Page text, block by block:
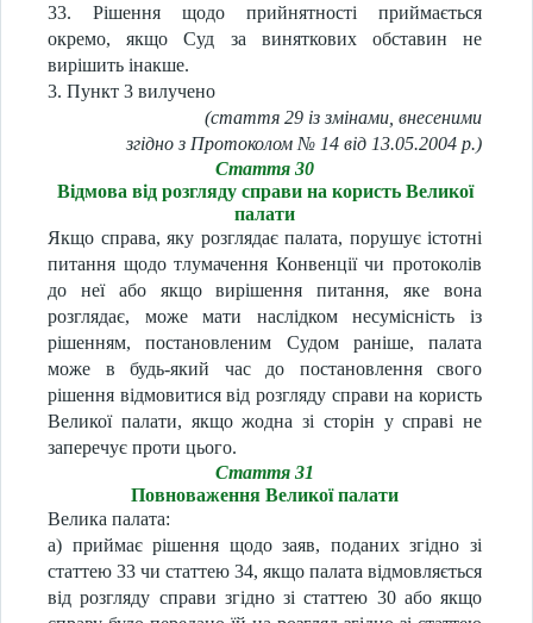
33. Рішення щодо прийнятності приймається
окремо, якщо Суд за виняткових обставин не
вирішить інакше.
3. Пункт 3 вилучено
(стаття 29 із змінами, внесеними
згідно з Протоколом № 14 від 13.05.2004 р.)
Стаття 30
Відмова від розгляду справи на користь Великої
палати
Якщо справа, яку розглядає палата, порушує істотні
питання щодо тлумачення Конвенції чи протоколів
до неї або якщо вирішення питання, яке
вона
розглядає, може мати наслідком несумісність із
рішенням, постановленим Судом раніше, палата
може в будь-який час до постановлення свого
рішення відмовитися від розгляду справи на користь
Великої палати, якщо жодна зі сторін у справі не
заперечує проти цього.
Стаття 31
Повноваження Великої палати
Велика палата:
a) приймає рішення щодо заяв, поданих згідно зі
статтею 33 чи статтею 34, якщо палата відмовляється
від розгляду справи згідно зі статтею 30 або якщо